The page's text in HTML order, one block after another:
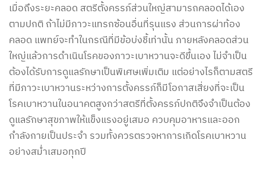
เมื่อถึงระยะคลอด สตรีตั้งครรภ์ส่วนใหญ่สามารถคลอดได้เอง
ตามปกติ ถ้าไม่มีภาวะแทรกซ้อนอื่นที่รุนแรง ส่วนการผ่าท้อง
คลอด แพทย์จะทำในกรณีที่มีข้อบ่งชี้เท่านั้น ภายหลังคลอดส่วน
ใหญ่แล้วการดำเนินโรคของภาวะเบาหวานจะดีขึ้นเอง ไม่จำเป็น
ต้องได้รับการดูแลรักษาเป็นพิเศษเพิ่มเติม แต่อย่างไรก็ตามสตรี
ที่มีภาวะเบาหวานระหว่างการตั้งครรภ์ก็มีโอกาสเสี่ยงที่จะเป็น
โรคเบาหวานในอนาคตสูงกว่าสตรีที่ตั้งครรภ์ปกติจึงจำเป็นต้อง
ดูแลรักษาสุขภาพให้แข็งแรงอยู่เสมอ ควบคุมอาหารและออก
กำลังกายเป็นประจำ รวมทั้งควรตรวจหาการเกิดโรคเบาหวาน
อย่างสม่ำเสมอทุกปี